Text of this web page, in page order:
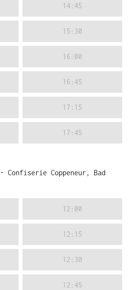
14:45
15:30
16:00
16:45
17:15
17:45
- Confiserie Coppeneur, Bad
12:00
12:15
12:30
12:45